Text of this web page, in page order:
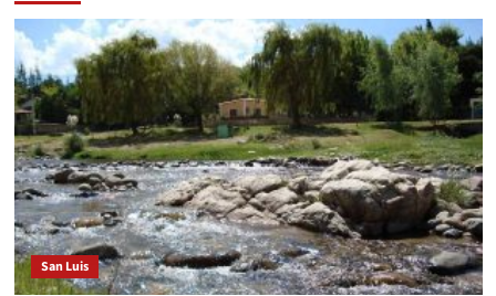
San Luis